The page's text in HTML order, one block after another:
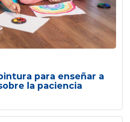
para enseñar a
la paciencia